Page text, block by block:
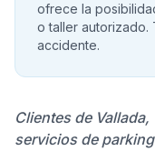
ofrece la
o taller autorizado.
accidente.
Clientes de
servicios de